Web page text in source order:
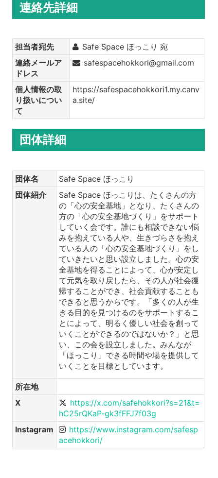
連絡先詳細
担当者宛先
Safe Space ほっこり 宛
連絡メールア
ドレス
safespacehokkori@gmail.com
個人情報の取
り扱いについ
て
https://safespacehokkori1.my.canv
a.site/
団体詳細
団体名
Safe Space ほっこり
団体紹介
Safe Space ほっこりは、たくさんの方
の「心の安全基地」となり、たくさんの
方の「心の安全基地づくり」をサポート
していく会です。誰にも相談できない悩
みを抱えている人や、生きづらさを抱え
ている人の「心の安全基地づくり」をし
ていきたいと思い設立しました。心の安
全基地を得ることによって、心が安定し
て元気を取り戻したら、その人が社会復
帰することができ、社会貢献することも
できると思うからです。「多くの人が生
きる目的を見つけるのをサポートするこ
とによって、明るく優しい社会を創って
いくことができるのではないか？」と思
い、この会を設立しました。みんなが
「ほっこり」できる時間や場を提供して
いくことを目標としています。
所在地
X
https://x.com/safehokkori?s=21&t=
hC25rQKaP-gk3fFFJ7f03g
Instagram
https://www.instagram.com/safesp
acehokkori/